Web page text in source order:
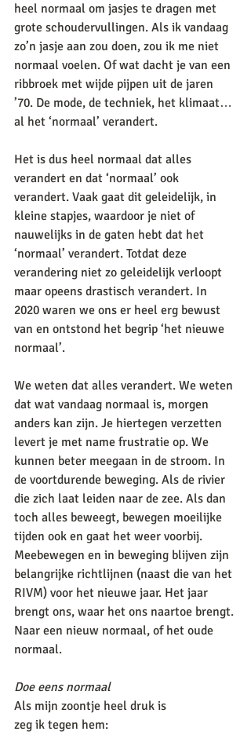
heel normaal om jasjes te dragen met
grote schoudervullingen. Als ik vandaag
zo’n jasje aan zou doen, zou ik me niet
normaal voelen. Of wat dacht je van een
ribbroek met wijde pijpen uit de jaren
’70. De mode, de techniek, het klimaat…
al het ‘normaal’ verandert.
Het is dus heel normaal dat alles
verandert en dat ‘normaal’ ook
verandert. Vaak gaat dit geleidelijk, in
kleine stapjes, waardoor je niet of
nauwelijks in de gaten hebt dat het
‘normaal’ verandert. Totdat deze
verandering niet zo geleidelijk verloopt
maar opeens drastisch verandert. In
2020 waren we ons er heel erg bewust
van en ontstond het begrip ‘het nieuwe
normaal’.
We weten dat alles verandert. We weten
dat wat vandaag normaal is, morgen
anders kan zijn. Je hiertegen verzetten
levert je met name frustratie op. We
kunnen beter meegaan in de stroom. In
de voortdurende beweging. Als de rivier
die zich laat leiden naar de zee. Als dan
toch alles beweegt, bewegen moeilijke
tijden ook en gaat het weer voorbij.
Meebewegen en in beweging blijven zijn
belangrijke richtlijnen (naast die van het
RIVM) voor het nieuwe jaar. Het jaar
brengt ons, waar het ons naartoe brengt.
Naar een nieuw normaal, of het oude
normaal.
Doe eens normaal
Als mijn zoontje heel druk is
zeg ik tegen hem: